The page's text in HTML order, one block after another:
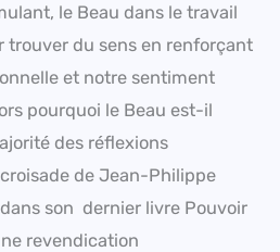
le Beau dans le travail
trouver du sens en renforçant
et notre sentiment
pourquoi le Beau est-il
des réflexions
de Jean-Philippe
son dernier livre Pouvoir
revendication